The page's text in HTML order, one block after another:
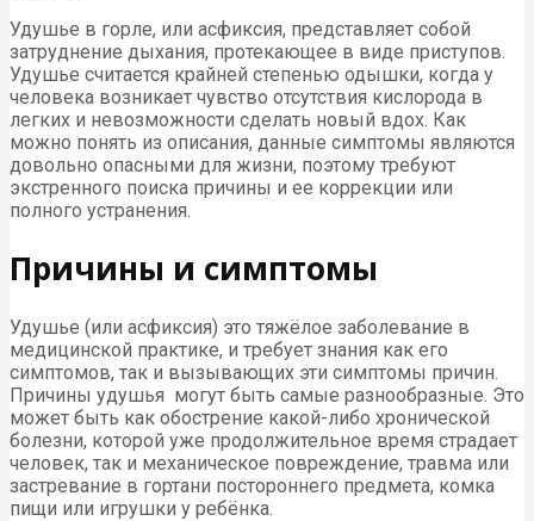
Удушье в горле, или асфиксия, представляет собой
затруднение дыхания, протекающее в виде приступов.
Удушье считается крайней степенью одышки, когда у
человека возникает чувство отсутствия кислорода в
легких и невозможности сделать новый вдох. Как
можно понять из описания, данные симптомы являются
довольно опасными для жизни, поэтому требуют
экстренного поиска причины и ее коррекции или
полного устранения.
Причины и симптомы
Удушье (или асфиксия) это тяжёлое заболевание в
медицинской практике, и требует знания как его
симптомов, так и вызывающих эти симптомы причин.
Причины удушья могут быть самые разнообразные. Это
может быть как обострение какой-либо хронической
болезни, которой уже продолжительное время страдает
человек, так и механическое повреждение, травма или
застревание в гортани постороннего предмета, комка
пищи или игрушки у ребёнка.